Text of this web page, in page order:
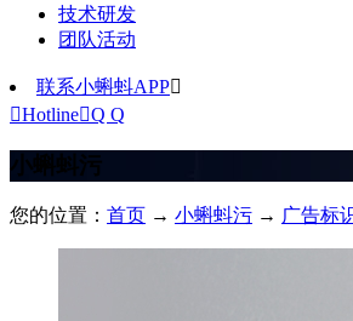
技术研发
团队活动
联系小蝌蚪APP
HotlineQ Q
小蝌蚪污
您的位置： 首页 → 小蝌蚪污 → 广告标